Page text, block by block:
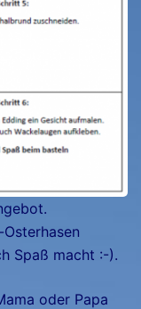
Spaß macht :-).
oder Papa